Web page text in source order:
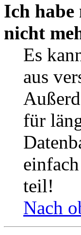
Ich
nicht
Es
aus
für
teil!
Nach